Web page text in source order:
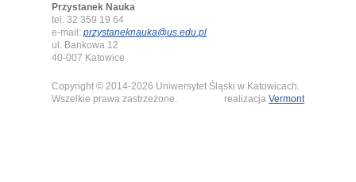
Przystanek Nauka
tel. 32 359 19 64
e-mail: przystaneknauka@us.edu.pl
ul. Bankowa 12
40-007 Katowice
Copyright © 2014-2026 Uniwersytet Śląski w Katowicach.
Wszelkie prawa zastrzeżone.
realizacja Vermont